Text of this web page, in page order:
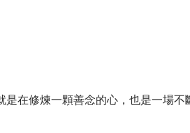
在修煉一顆善念的心，也是一場